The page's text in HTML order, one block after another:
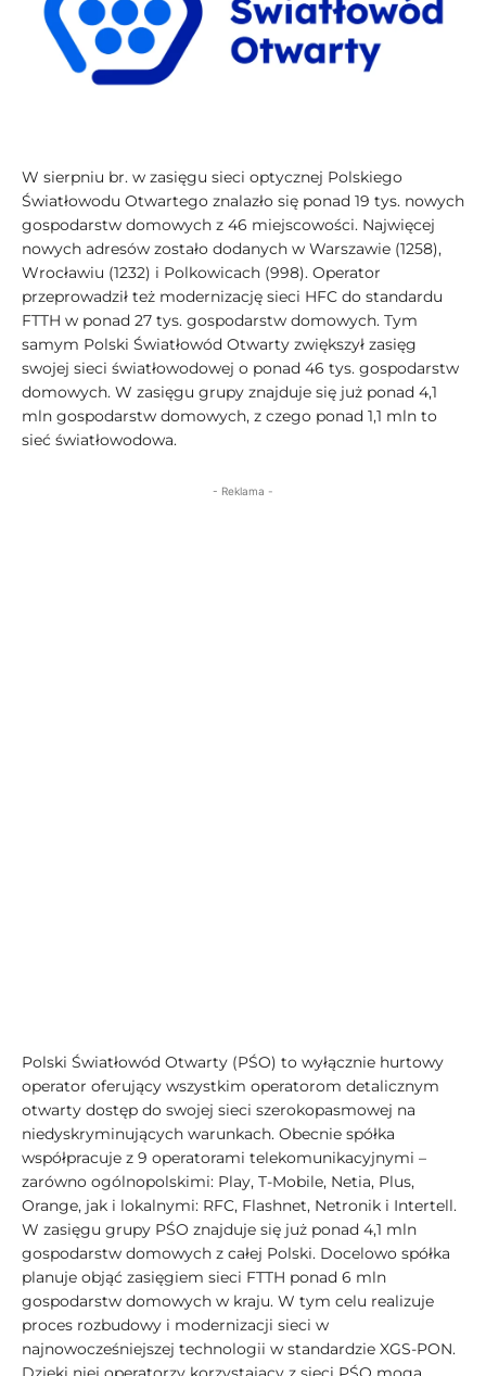
W sierpniu br. w zasięgu sieci optycznej Polskiego
Światłowodu Otwartego znalazło się ponad 19 tys. nowych
gospodarstw domowych z 46 miejscowości. Najwięcej
nowych adresów zostało dodanych w Warszawie (1258),
Wrocławiu (1232) i Polkowicach (998). Operator
przeprowadził też modernizację sieci HFC do standardu
FTTH w ponad 27 tys. gospodarstw domowych. Tym
samym Polski Światłowód Otwarty zwiększył zasięg
swojej sieci światłowodowej o ponad 46 tys. gospodarstw
domowych. W zasięgu grupy znajduje się już ponad 4,1
mln gospodarstw domowych, z czego ponad 1,1 mln to
sieć światłowodowa.
- Reklama -
Polski Światłowód Otwarty (PŚO) to wyłącznie hurtowy
operator oferujący wszystkim operatorom detalicznym
otwarty dostęp do swojej sieci szerokopasmowej na
niedyskryminujących warunkach. Obecnie spółka
współpracuje z 9 operatorami telekomunikacyjnymi –
zarówno ogólnopolskimi: Play, T-Mobile, Netia, Plus,
Orange, jak i lokalnymi: RFC, Flashnet, Netronik i Intertell.
W zasięgu grupy PŚO znajduje się już ponad 4,1 mln
gospodarstw domowych z całej Polski. Docelowo spółka
planuje objąć zasięgiem sieci FTTH ponad 6 mln
gospodarstw domowych w kraju. W tym celu realizuje
proces rozbudowy i modernizacji sieci w
najnowocześniejszej technologii w standardzie XGS-PON.